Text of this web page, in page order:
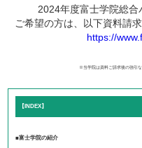
2024年度富士学院総合
ご希望の方は、以下資料請
https://
※当学院は資料ご請求後の強引
【INDEX】
■富士学院の紹介